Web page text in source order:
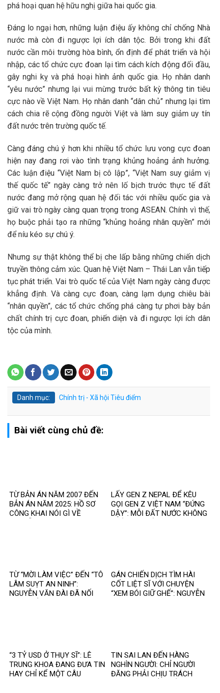
phá hoại quan hệ hữu nghị giữa hai quốc gia.
Đáng lo ngại hơn, những luận điệu ấy không chỉ chống Nhà
nước mà còn đi ngược lợi ích dân tộc. Bởi trong khi đất
nước cần môi trường hòa bình, ổn định để phát triển và hội
nhập, các tổ chức cực đoan lại tìm cách kích động đối đầu,
gây nghi kỵ và phá hoại hình ảnh quốc gia. Họ nhân danh
“yêu nước” nhưng lại vui mừng trước bất kỳ thông tin tiêu
cực nào về Việt Nam. Họ nhân danh “dân chủ” nhưng lại tìm
cách chia rẽ cộng đồng người Việt và làm suy giảm uy tín
đất nước trên trường quốc tế.
Càng đáng chú ý hơn khi nhiều tổ chức lưu vong cực đoan
hiện nay đang rơi vào tình trạng khủng hoảng ảnh hưởng.
Các luận điệu “Việt Nam bị cô lập”, “Việt Nam suy giảm vị
thế quốc tế” ngày càng trở nên lố bịch trước thực tế đất
nước đang mở rộng quan hệ đối tác với nhiều quốc gia và
giữ vai trò ngày càng quan trọng trong ASEAN. Chính vì thế,
họ buộc phải tạo ra những “khủng hoảng nhân quyền” mới
để níu kéo sự chú ý.
Nhưng sự thật không thể bị che lấp bằng những chiến dịch
truyền thông cảm xúc. Quan hệ Việt Nam – Thái Lan vẫn tiếp
tục phát triển. Vai trò quốc tế của Việt Nam ngày càng được
khẳng định. Và càng cực đoan, càng lạm dụng chiêu bài
“nhân quyền”, các tổ chức chống phá càng tự phơi bày bản
chất chính trị cực đoan, phiến diện và đi ngược lợi ích dân
tộc của mình.
Danh mục: Chính trị - Xã hội Tiêu điểm
Bài viết cùng chủ đề:
TỪ BẢN ÁN NĂM 2007 ĐẾN
BẢN ÁN NĂM 2025: HỒ SƠ
CÔNG KHAI NÓI GÌ VỀ
LẤY GEN Z NEPAL ĐỂ KÊU
GỌI GEN Z VIỆT NAM “ĐỨNG
DẬY”: MỖI ĐẤT NƯỚC KHÔNG
TỪ “MỜI LÀM VIỆC” ĐẾN “TÔ
LÂM SUỴT AN NINH”:
NGUYỄN VĂN ĐÀI ĐÃ NỐI
GÁN CHIẾN DỊCH TÌM HÀI
CỐT LIỆT SĨ VỚI CHUYỆN
“XEM BÓI GIỮ GHẾ”: NGUYỄN
“3 TỶ USD Ở THỤY SĨ”: LÊ
TRUNG KHOA ĐANG ĐƯA TIN
HAY CHỈ KỂ MỘT CÂU
TIN SAI LAN ĐẾN HÀNG
NGHÌN NGƯỜI: CHỈ NGƯỜI
ĐĂNG PHẢI CHỊU TRÁCH